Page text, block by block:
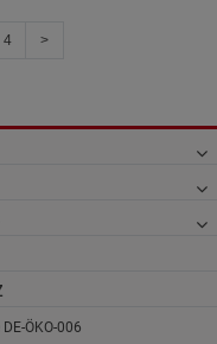
4 >
ÖKO-006